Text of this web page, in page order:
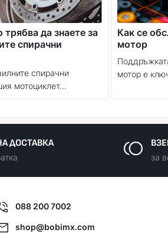
трябва да знаете за
спирачни
спирачни
мотоциклет...
Как се
мотор
мотор е
ДОСТАВКА
за
088 200 7002
shop@bobimx.com